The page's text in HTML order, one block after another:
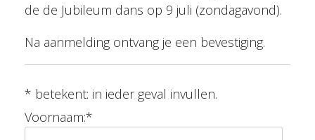
de de Jubileum dans op 9 juli (zondagavond).
Na aanmelding ontvang je een bevestiging.
* betekent: in ieder geval invullen.
Voornaam:*